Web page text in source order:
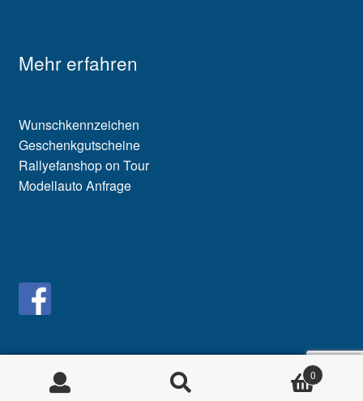
Mehr erfahren
Wunschkennzeichen
Geschenkgutscheine
Rallyefanshop on Tour
Modellauto Anfrage
0